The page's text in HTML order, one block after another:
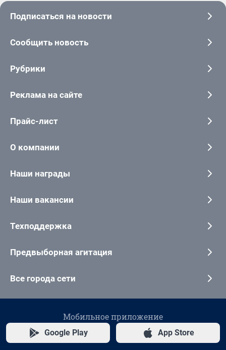
Подписаться на новости
Сообщить новость
Рубрики
Реклама на сайте
Прайс-лист
О компании
Наши награды
Наши вакансии
Техподдержка
Предвыборная агитация
Все города сети
Мобильное приложение
Google Play App Store